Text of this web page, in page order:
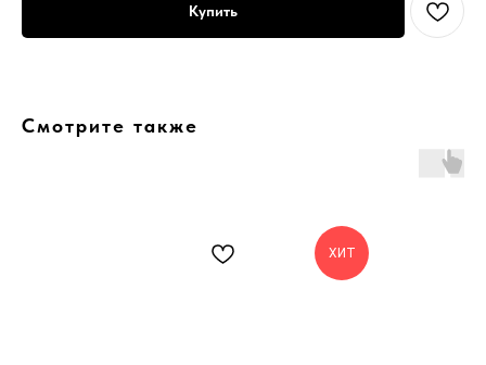
Купить
Смотрите также
ХИТ